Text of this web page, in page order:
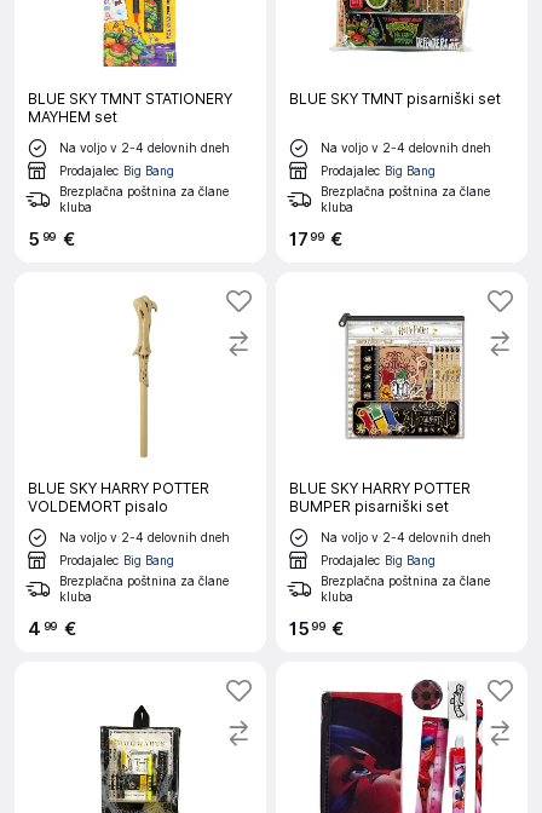
BLUE SKY TMNT STATIONERY
MAYHEM set
Na voljo v 2-4 delovnih dneh
Prodajalec Big Bang
Brezplačna poštnina za člane
kluba
5 99 €
BLUE SKY TMNT pisarniški set
Na voljo v 2-4 delovnih dneh
Prodajalec Big Bang
Brezplačna poštnina za člane
kluba
1799 €
BLUE SKY HARRY POTTER
VOLDEMORT pisalo
Na voljo v 2-4 delovnih dneh
Prodajalec Big Bang
Brezplačna poštnina za člane
kluba
4 99 €
BLUE SKY HARRY POTTER
BUMPER pisarniški set
Na voljo v 2-4 delovnih dneh
Prodajalec Big Bang
Brezplačna poštnina za člane
kluba
1599 €